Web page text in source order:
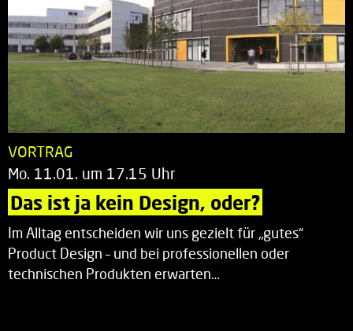
VORTRAG
Mo. 11.01. um 17.15 Uhr
Das ist ja kein Design, oder?
Im Alltag entscheiden wir uns gezielt für „gutes“
Product Design – und bei professionellen oder
technischen Produkten erwarten…